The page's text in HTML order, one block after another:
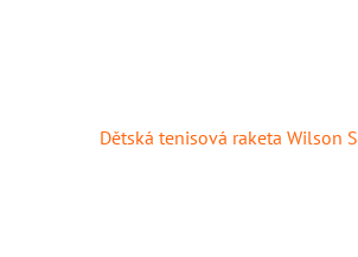
Dětská tenisová raketa Wilson